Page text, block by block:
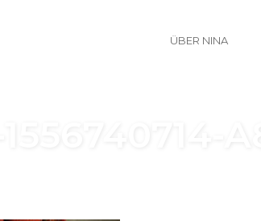
ÜBER NINA